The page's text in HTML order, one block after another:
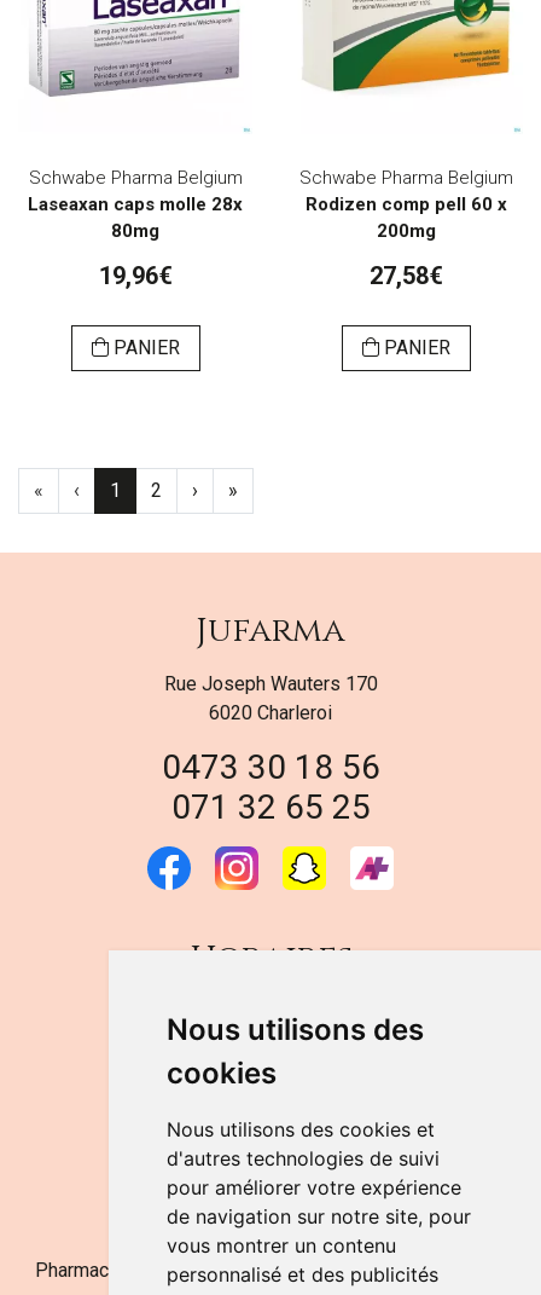
Nous utilisons des
cookies
Nous utilisons des cookies et
d'autres technologies de suivi
pour améliorer votre expérience
de navigation sur notre site, pour
vous montrer un contenu
personnalisé et des publicités
Schwabe Pharma Belgium
Laseaxan caps molle 28x
80mg
19,96€
PANIER
Schwabe Pharma Belgium
Rodizen comp pell 60 x
200mg
27,58€
PANIER
« ‹ 1 2 › »
Jufarma
Rue Joseph Wauters 170
6020 Charleroi
0473 30 18 56
071 32 65 25
Horaires
DU LUNDI AU VENDREDI
de 9h à 12h30 et de 14h à 18h
LE SAMEDI
de 9h à 12h30
NOUS CONTACTER
Pharmacie Jufarma - Fatima Abachra - APB 521704 - N°